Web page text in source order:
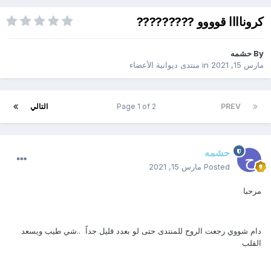
كروناااا قوووو ?????????
By حشمه
مارس 15, 2021
in منتدى ديوانية الأعضاء
PREV التالي Page 1 of 2
حشمه
Posted مارس 15, 2021
مرحبا
دام شووي رجعت الروح للمنتدى حتى لو بعدد قليل جداً ..شي طيب ويسعد
القلب